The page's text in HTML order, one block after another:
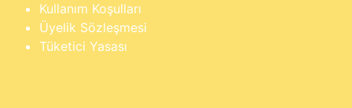
Kullanım Koşulları
Üyelik Sözleşmesi
Tüketici Yasası